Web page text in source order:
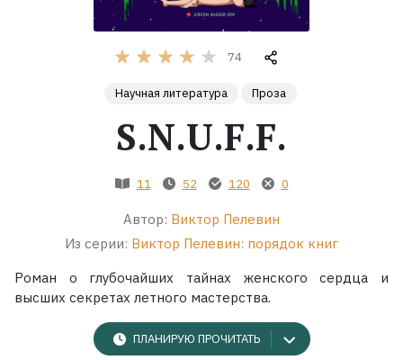
Экранизации
74
Научная литература Проза
S.N.U.F.F.
11 52 120 0
Автор: Виктор Пелевин
Из серии: Виктор Пелевин: порядок книг
Роман о глубочайших тайнах женского сердца и
высших секретах летного мастерства.
ПЛАНИРУЮ ПРОЧИТАТЬ